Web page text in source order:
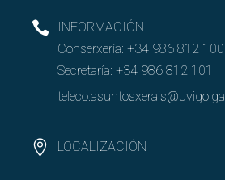
INFORMACIÓN
Conserxería: +34 986 812 100
Secretaría: +34 986 812 101
teleco.asuntosxerais@uvigo.gal
LOCALIZACIÓN